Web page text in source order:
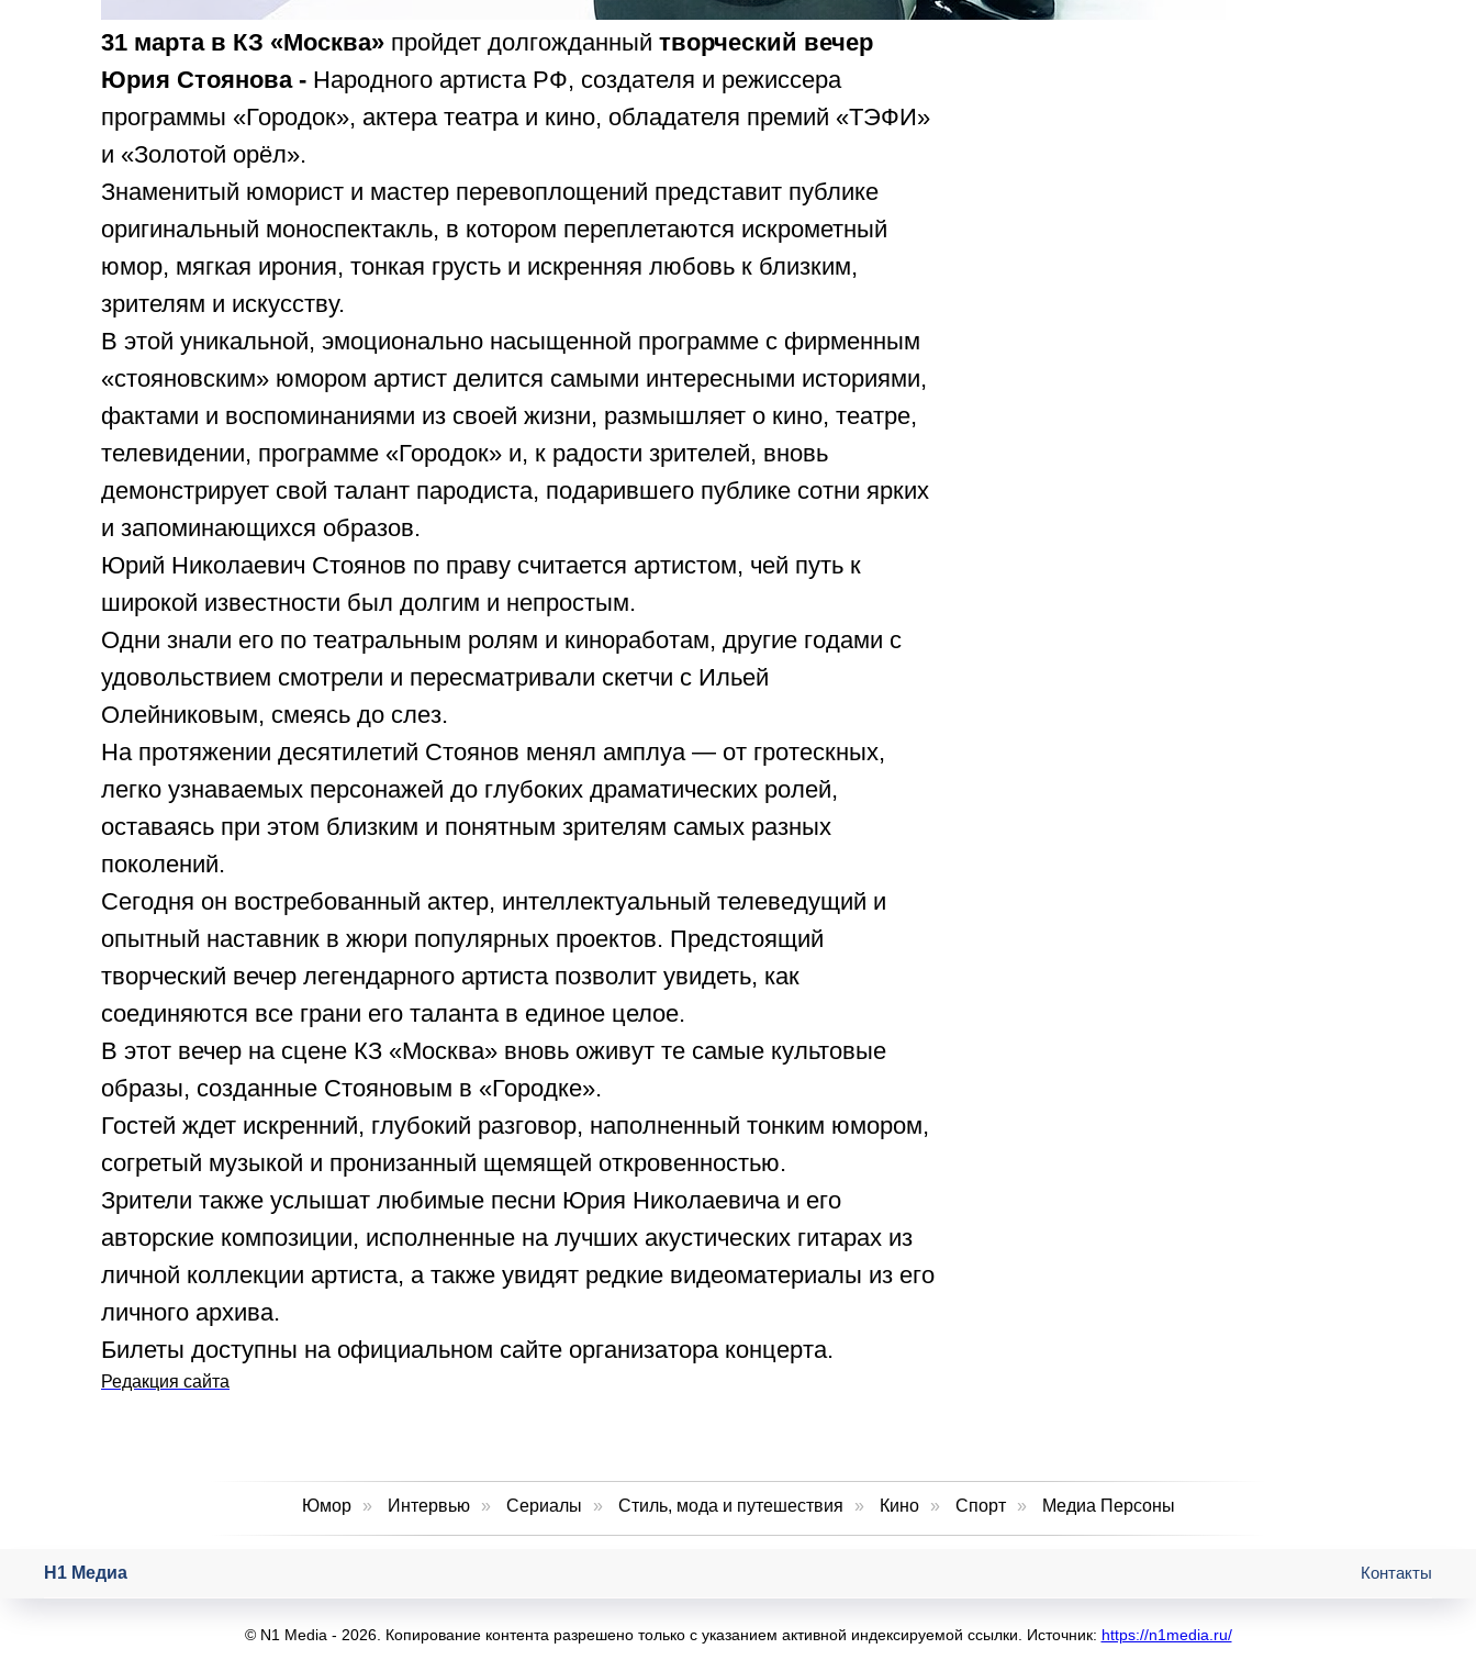
31 марта в КЗ «Москва» пройдет долгожданный творческий вечер
Юрия Стоянова - Народного артиста РФ, создателя и режиссера
программы «Городок», актера театра и кино, обладателя премий «ТЭФИ»
и «Золотой орёл».
Знаменитый юморист и мастер перевоплощений представит публике
оригинальный моноспектакль, в котором переплетаются искрометный
юмор, мягкая ирония, тонкая грусть и искренняя любовь к близким,
зрителям и искусству.
В этой уникальной, эмоционально насыщенной программе с фирменным
«стояновским» юмором артист делится самыми интересными историями,
фактами и воспоминаниями из своей жизни, размышляет о кино, театре,
телевидении, программе «Городок» и, к радости зрителей, вновь
демонстрирует свой талант пародиста, подарившего публике сотни ярких
и запоминающихся образов.
Юрий Николаевич Стоянов по праву считается артистом, чей путь к
широкой известности был долгим и непростым.
Одни знали его по театральным ролям и киноработам, другие годами с
удовольствием смотрели и пересматривали скетчи с Ильей
Олейниковым, смеясь до слез.
На протяжении десятилетий Стоянов менял амплуа — от гротескных,
легко узнаваемых персонажей до глубоких драматических ролей,
оставаясь при этом близким и понятным зрителям самых разных
поколений.
Сегодня он востребованный актер, интеллектуальный телеведущий и
опытный наставник в жюри популярных проектов. Предстоящий
творческий вечер легендарного артиста позволит увидеть, как
соединяются все грани его таланта в единое целое.
В этот вечер на сцене КЗ «Москва» вновь оживут те самые культовые
образы, созданные Стояновым в «Городке».
Гостей ждет искренний, глубокий разговор, наполненный тонким юмором,
согретый музыкой и пронизанный щемящей откровенностью.
Зрители также услышат любимые песни Юрия Николаевича и его
авторские композиции, исполненные на лучших акустических гитарах из
личной коллекции артиста, а также увидят редкие видеоматериалы из его
личного архива.
Билеты доступны на официальном сайте организатора концерта.
Редакция сайта
Юмор » Интервью » Сериалы » Стиль, мода и путешествия » Кино » Спорт » Медиа Персоны
Н1 Медиа Контакты
© N1 Media - 2026. Копирование контента разрешено только с указанием активной индексируемой ссылки. Источник: https://n1media.ru/